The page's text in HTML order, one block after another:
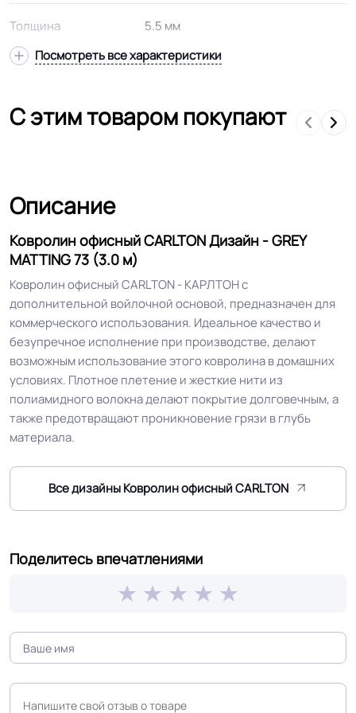
Толщина 5.5 мм
Состав ворса Полипропилен
Допуск изменения
Класс горючести
Основа Войлок
Область применения
офисы / места общего
пользования / коридоры /
вестибюли / фойе
Устойчивость к химии
Допуск изменения
рабочего слоя
+-10% мкм
Коэффициент
R10
Срок службы 15 лет
Посмотреть все характеристики
С этим товаром покупают
Описание
Ковролин офисный CARLTON Дизайн - GREY
MATTING 73 (3.0 м)
Ковролин офисный CARLTON - КАРЛТОН с
дополнительной войлочной основой, предназначен для
коммерческого использования. Идеальное качество и
безупречное исполнение при производстве, делают
возможным использование этого ковролина в домашних
условиях. Плотное плетение и жесткие нити из
полиамидного волокна делают покрытие долговечным, а
также предотвращают проникновение грязи в глубь
материала.
Все дизайны Ковролин офисный CARLTON
Поделитесь впечатлениями